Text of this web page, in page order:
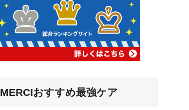
MERCIおすすめ最強ケア